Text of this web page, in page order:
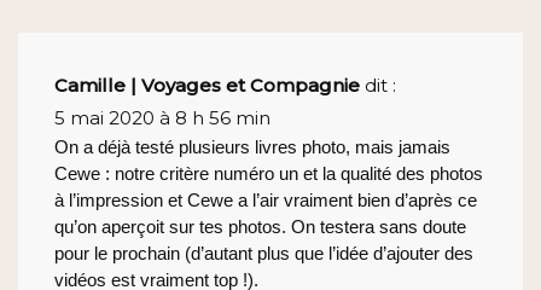
Camille | Voyages et Compagnie dit :
5 mai 2020 à 8 h 56 min
On a déjà testé plusieurs livres photo, mais jamais
Cewe : notre critère numéro un et la qualité des photos
à l’impression et Cewe a l’air vraiment bien d’après ce
qu’on aperçoit sur tes photos. On testera sans doute
pour le prochain (d’autant plus que l’idée d’ajouter des
vidéos est vraiment top !).